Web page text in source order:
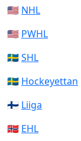
🇺🇸 NHL
🇺🇸 PWHL
🇸🇪SHL
🇸🇪 Hockeyettan
🇫🇮 Liiga
🇳🇴 EHL